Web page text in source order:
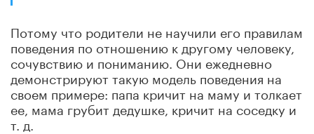
Потому что родители не научили его правилам
поведения по отношению к другому человеку,
сочувствию и пониманию. Они ежедневно
демонстрируют такую модель поведения на
своем примере: папа кричит на маму и толкает
ее, мама грубит дедушке, кричит на соседку и
т. д.